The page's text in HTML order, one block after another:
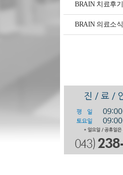
BRAIN 치료후기
BRAIN 의료소식